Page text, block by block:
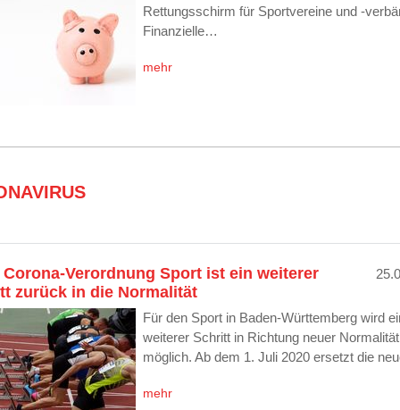
Rettungsschirm für Sportvereine und -
Finanzielle…
mehr
Corona-Verordnung Sport ist ein weiterer
zurück in die Normalität
Für den Sport in Baden-Württemberg wird
weiterer Schritt in Richtung neuer Normalität
möglich. Ab dem 1. Juli 2020 ersetzt die
mehr